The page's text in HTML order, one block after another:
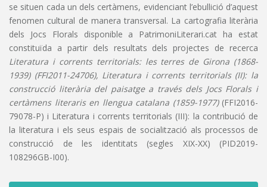
se situen cada un dels certàmens, evidenciant l’ebullició d’aquest
fenomen cultural de manera transversal. La cartografia literària
dels Jocs Florals disponible a PatrimoniLiterari.cat ha estat
constituïda a partir dels resultats dels projectes de recerca
Literatura i corrents territorials: les terres de Girona (1868-
1939) (FFI2011-24706), Literatura i corrents territorials (II): la
construcció literària del paisatge a través dels Jocs Florals i
certàmens literaris en llengua catalana (1859-1977)(FFI2016-
79078-P) i Literatura i corrents territorials (III): la contribució de
la literatura i els seus espais de socialització als processos de
construcció de les identitats (segles XIX-XX) (PID2019-
108296GB-I00).